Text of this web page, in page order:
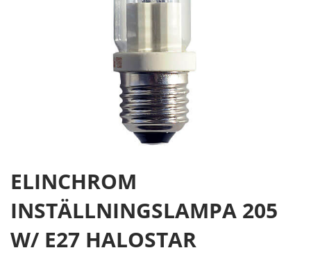
ELINCHROM
INSTÄLLNINGSLAMPA 205
W/ E27 HALOSTAR